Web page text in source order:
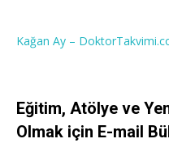
Kağan Ay –
Eğitim, Atölye ve
Olmak için E-mail